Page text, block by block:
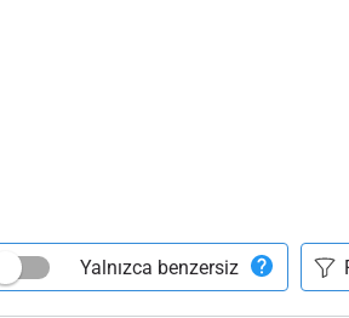
Yalnızca benzersiz